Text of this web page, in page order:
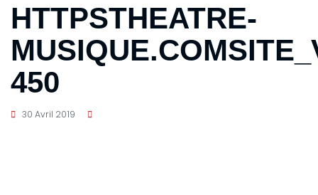
HTTPSTHEATRE-
450
30 Avril 2019